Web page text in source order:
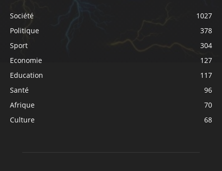
Société
1027
Politique
378
Sport
304
Economie
127
Education
117
Santé
96
Afrique
70
Culture
68